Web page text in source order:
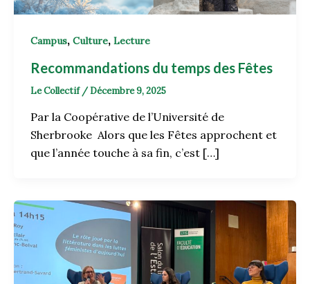
Campus, Culture, Lecture
Recommandations du temps des Fêtes
Le Collectif /Décembre 9, 2025
Par la Coopérative de l’Université de
Sherbrooke Alors que les Fêtes approchent et
que l’année touche à sa fin, c’est […]